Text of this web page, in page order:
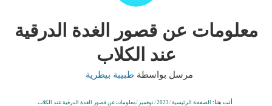
معلومات عن قصور الغدة الدرقية
عند الكلاب
مرسل بواسطة طبيبة بيطرية
أنت هنا: الصفحة الرئيسية/
2023
/ نوفمبر /معلومات عن قصور الغدة الدرقية عند الكلاب